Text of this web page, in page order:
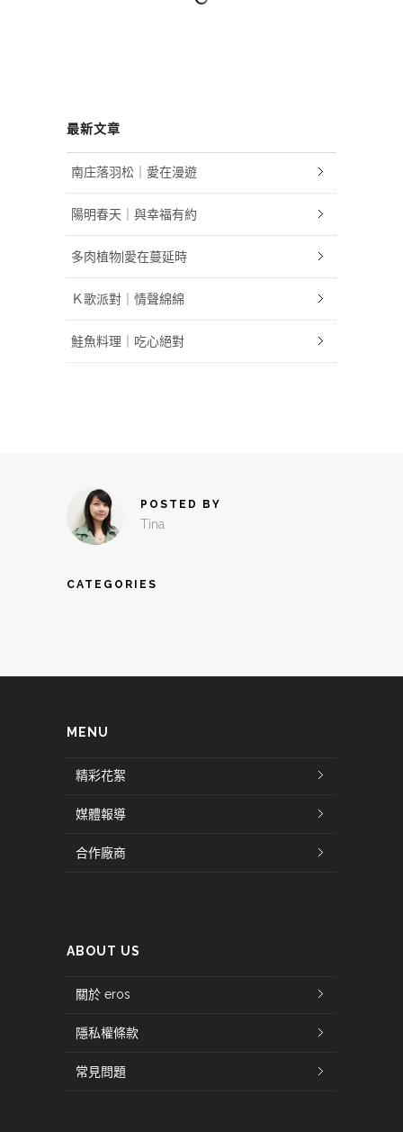
最新文章
南庄落羽松｜愛在漫遊
陽明春天｜與幸福有約
多肉植物|愛在蔓延時
Ｋ歌派對｜情聲綿綿
鮭魚料理｜吃心絕對
POSTED BY
Tina
CATEGORIES
MENU
精彩花絮
媒體報導
合作廠商
ABOUT US
關於 eros
隱私權條款
常見問題